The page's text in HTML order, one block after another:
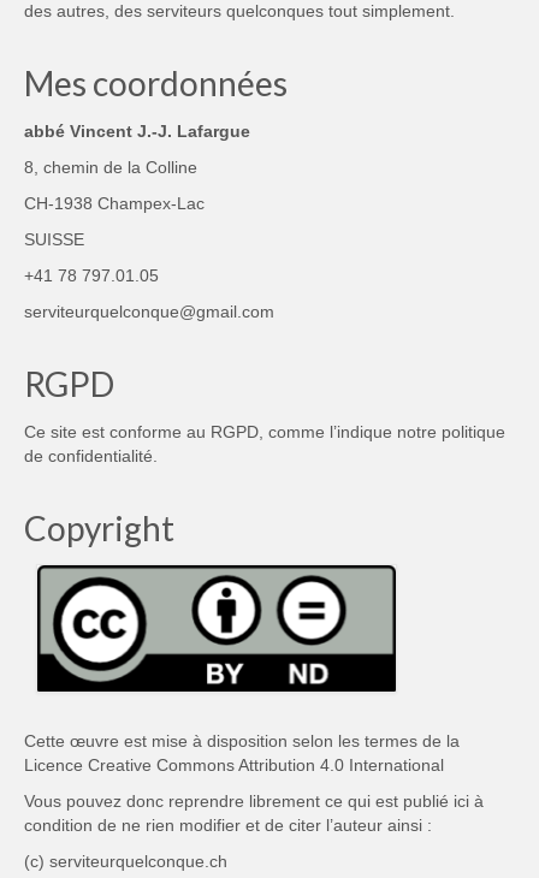
des autres, des serviteurs quelconques tout simplement.
Mes coordonnées
abbé Vincent J.-J. Lafargue
8, chemin de la Colline
CH-1938 Champex-Lac
SUISSE
+41 78 797.01.05
serviteurquelconque@gmail.com
RGPD
Ce site est conforme au RGPD, comme l’indique notre politique
de confidentialité.
Copyright
Cette œuvre est mise à disposition selon les termes de la
Licence Creative Commons Attribution 4.0 International
Vous pouvez donc reprendre librement ce qui est publié ici à
condition de ne rien modifier et de citer l’auteur ainsi :
(c) serviteurquelconque.ch